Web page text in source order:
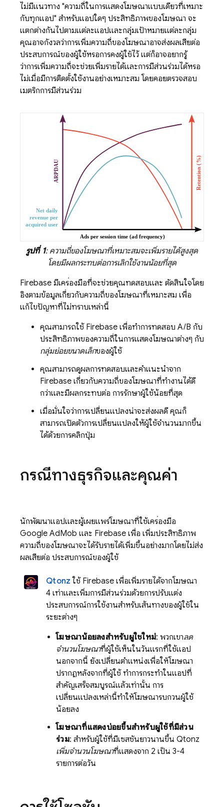
ไม่มีแนวทาง "ความถี่ในการแสดงโฆษณาแบบเดียวที่เหมาะ
กับทุกแอป" สำหรับแอปใดๆ ประสิทธิภาพของโฆษณา จะ
แตกต่างกันไปตามแต่ละแอปและกลุ่มเป้าหมายแต่ละกลุ่ม
คุณอาจกังวลว่าการเพิ่มความถี่ของโฆษณาอาจส่งผลเสียต่อ
ประสบการณ์ของผู้ใช้หรือการคงผู้ใช้ไว้ แต่ก็อาจอยากรู้
ว่าการเพิ่มความถี่จะช่วยเพิ่มรายได้และการมีส่วนร่วมได้หรือ
ไม่เมื่อมีการติดตั้งใช้งานอย่างเหมาะสม โดยคอยตรวจสอบ
เมตริกการมีส่วนร่วม
รูปที่ 1: ความถี่ของโฆษณาที่เหมาะสมจะเพิ่มรายได้สูงสุด
โดยมีผลกระทบต่อการเลิกใช้งานน้อยที่สุด
Firebase มีเครื่องมือที่จะช่วยคุณทดสอบและ ตัดสินใจโดย
อิงตามข้อมูลเกี่ยวกับความถี่ของโฆษณาที่เหมาะสม เพื่อ
แก้ไขปัญหาที่ไม่ทราบเหล่านี้
คุณสามารถใช้ Firebase เพื่อทำการทดสอบ A/B กับ
ประสิทธิภาพของความถี่ในการแสดงโฆษณาต่างๆ กับ
กลุ่มย่อยขนาดเล็กของผู้ใช้
คุณสามารถดูผลการทดสอบและคำแนะนำจาก
Firebase เกี่ยวกับความถี่ของโฆษณาที่ทำงานได้ดี
กว่าและมีผลกระทบต่อ การรักษาผู้ใช้น้อยที่สุด
เมื่อมั่นใจว่าการเปลี่ยนแปลงน่าจะส่งผลดี คุณก็
สามารถเปิดตัวการเปลี่ยนแปลงให้ผู้ใช้จำนวนมากขึ้น
ได้ด้วยการคลิกปุ่ม
กรณีทางธุรกิจและคุณค่า
นักพัฒนาแอปและผู้เผยแพร่โฆษณาที่ใช้เครื่องมือ
Google AdMob และ Firebase เพื่อ เพิ่มประสิทธิภาพ
ความถี่ของโฆษณาจะได้รับรายได้เพิ่มขึ้นอย่างมากโดยไม่ส่ง
ผลเสียต่อ ประสบการณ์ของผู้ใช้
Qtonz ใช้ Firebase เพื่อเพิ่มรายได้จากโฆษณา
4 เท่าและเพิ่มการมีส่วนร่วมด้วยการปรับแต่ง
ประสบการณ์การใช้งานสำหรับเส้นทางของผู้ใช้ใน
ระยะต่างๆ
โฆษณาน้อยลงสำหรับผู้ใช้ใหม่: พวกเขาลด
จำนวนโฆษณาที่ผู้ใช้เห็นในวันแรกที่ใช้แอป
นอกจากนี้ ยังเปลี่ยนตําแหน่งเพื่อให้โฆษณา
ปรากฏหลังจากที่ผู้ใช้ ทําการกระทําในแอปที่
สําคัญเสร็จสมบูรณ์แล้วเท่านั้น การ
เปลี่ยนแปลงเหล่านี้ทำให้โฆษณารบกวนผู้ใช้
น้อยลง
โฆษณาที่แสดงบ่อยขึ้นสำหรับผู้ใช้ที่มีส่วน
ร่วม: สำหรับผู้ใช้ที่มีเซสชันยาวนานขึ้น Qtonz
เพิ่มจำนวนโฆษณาที่แสดงจาก 2 เป็น 3-4
รายการต่อวัน